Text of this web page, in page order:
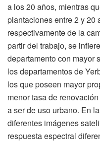
a los 20 años, mientras
plantaciones entre 2 y 20
respectivamente de la
partir del trabajo, se
departamento con mayor
los departamentos de
los que poseen mayor
menor tasa de
a ser de uso urbano. En
diferentes imágenes
respuesta espectral